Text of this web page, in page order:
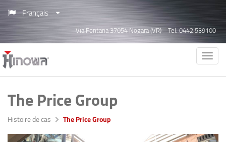
Français
Via Fontana 37054 Nogara (VR) Tel. 0442.539100
The Price Group
Histoire de cas The Price Group